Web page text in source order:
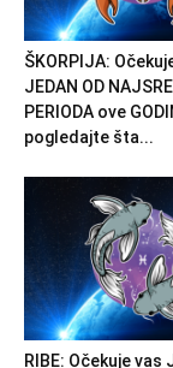
ŠKORPIJA:
JEDAN OD
PERIODA ove
pogledajte šta...
RIBE: Očekuje vas